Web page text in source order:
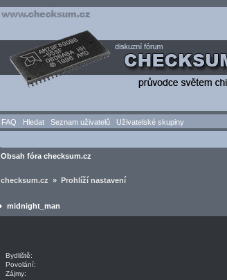
FAQ Hledat Seznam uživatelů Uživatelské skupiny
Obsah fóra checksum.cz
checksum.cz » Prohlíží nastavení
midnight_man
Bydliště:
Povolání:
Zájmy: